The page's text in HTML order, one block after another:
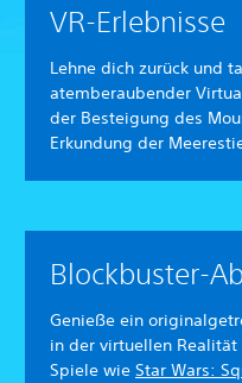
VR-Erlebnisse
Lehne dich zurück und
atemberaubender
der Besteigung des
Erkundung der
Blockbuster-
Genieße ein
in der virtuellen Realität
Spiele wie Star Wars: